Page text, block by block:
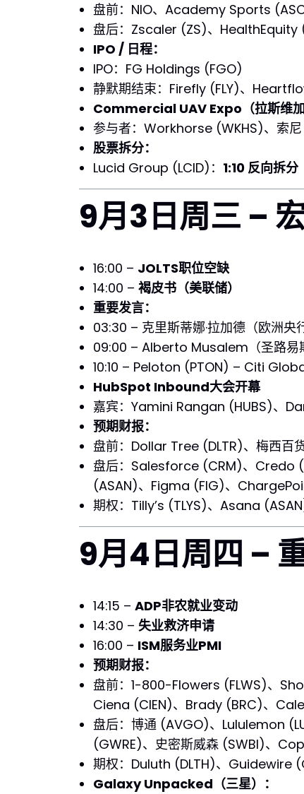
盘前：NIO、Academy Sports
盘后：Zscaler (ZS)、HealthEquity
IPO / 日程：
IPO：FG Holdings (FGO)
静默期结束：Firefly (FLY)、
Commercial UAV Expo（拉斯维加
参与者：Workhorse (WKHS)、索
股票拆分：
Lucid Group (LCID)： 1:10 反向拆分
9月3日周三 –
16:00 – JOLTS职位空缺
14:00 – 褐皮书（美联储）
重要发言：
03:30 – 克里斯蒂娜·拉加德（欧洲央
09:00 – Alberto Musalem（圣路易
10:10 – Peloton (PTON) – Citi
HubSpot Inbound大会开幕
嘉宾：Yamini Rangan (HUBS)、
预期财报：
盘前：Dollar Tree (DLTR)、梅西百
盘后：Salesforce (CRM)、Credo
(ASAN)、Figma (FIG)、
期权：Tilly’s (TLYS)、Asana
9月4日周四 –
14:15 – ADP非农就业变动
14:30 – 失业救济申请
16:00 – ISM服务业PMI
预期财报：
盘前：1-800-Flowers (FLWS)、
Ciena (CIEN)、Brady (BRC)、
盘后：博通 (AVGO)、Lululemon
(GWRE)、史密斯威森 (SWBI)、
期权：Duluth (DLTH)、Guidewire
Galaxy Unpacked（三星）：